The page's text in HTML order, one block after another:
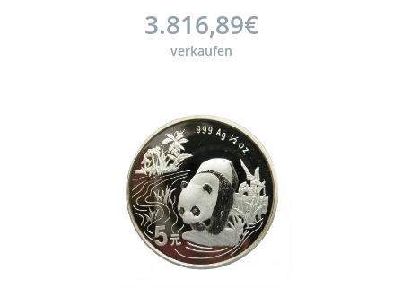
3.816,89€
verkaufen